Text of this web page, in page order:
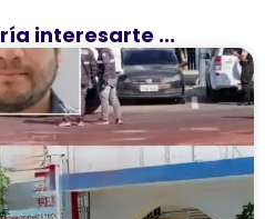
interesarte ...